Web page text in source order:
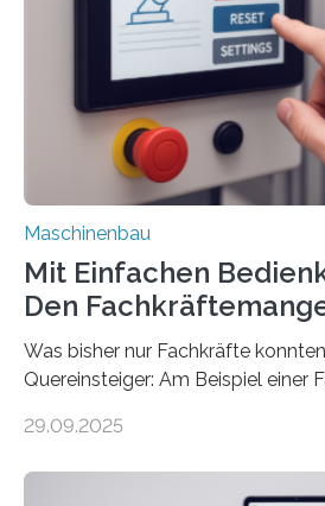
Maschinenbau
Mit Einfachen
Den
Was bisher nur Fachkräfte
Quereinsteiger: Am Beispiel einer
Mensch-Maschine-Schnittstelle so
Die zugrunde liegende Methodik
29.09.2025